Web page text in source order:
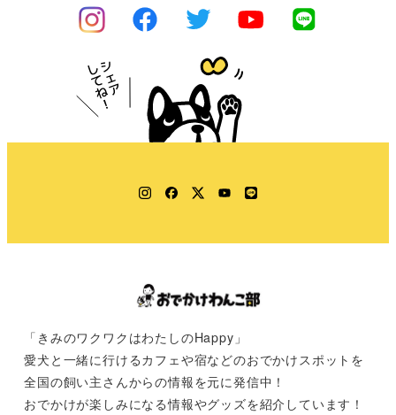
Instagram
Facebook
TwitterYouTube
LINE
「きみのワクワクはわたしのHappy」
愛犬と一緒に行けるカフェや宿などのおでかけスポットを
全国の飼い主さんからの情報を元に発信中！
おでかけが楽しみになる情報やグッズを紹介しています！